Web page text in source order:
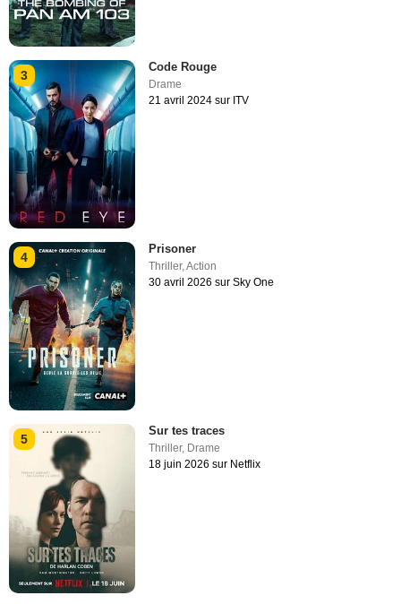
3
Code Rouge
Drame
21 avril 2024 sur ITV
4
Prisoner
Thriller,Action
30 avril 2026 sur Sky One
5
Sur tes traces
Thriller, Drame
18 juin 2026 sur Netflix